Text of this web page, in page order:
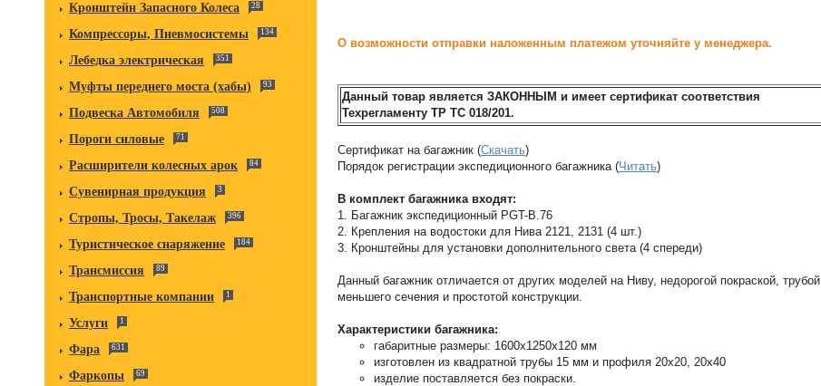
Кронштейн Запасного Колеса 28
Компрессоры, Пневмосистемы 134
Лебедка электрическая 351
Муфты переднего моста (хабы) 93
Подвеска Автомобиля 508
Пороги силовые 71
Расширители колесных арок 84
Сувенирная продукция 3
Стропы, Тросы, Такелаж 396
Туристическое снаряжение 184
Трансмиссия 89
Транспортные компании 1
Услуги 1
Фара 631
Фаркопы 69
О возможности отправки наложенным платежом уточняйте у менеджера.
Данный товар является ЗАКОННЫМ и имеет сертификат соответствия
Техрегламенту ТР ТС 018/201.
Сертификат на багажник (Скачать)
Порядок регистрации экспедиционного багажника (Читать)
В комплект багажника входят:
1. Багажник экспедиционный PGT-B.76
2. Крепления на водостоки для Нива 2121, 2131 (4 шт.)
3. Кронштейны для установки дополнительного света (4 спереди)
Данный багажник отличается от других моделей на Ниву, недорогой покраской, трубой
меньшего сечения и простотой конструкции.
Характеристики багажника:
габаритные размеры: 1600х1250х120 мм
изготовлен из квадратной трубы 15 мм и профиля 20х20, 20х40
изделие поставляется без покраски.